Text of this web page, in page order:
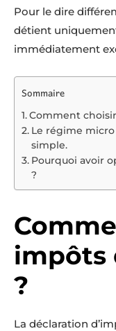
Pour le dire
détient
immédiatement
Sommaire
Comment
Le régime
simple.
Pourquoi avoir
?
impôts
?
La déclaration